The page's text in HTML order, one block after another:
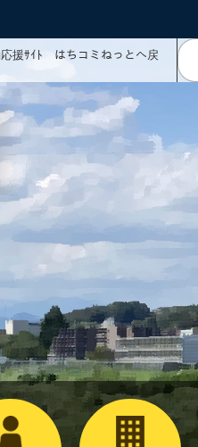
応援ｻｲﾄ はちコミねっとへ戻